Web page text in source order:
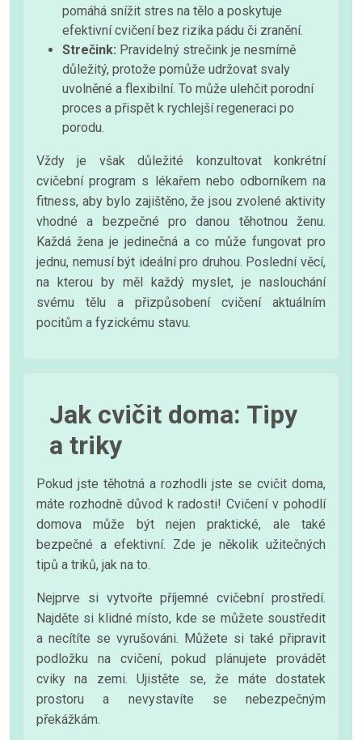
pomáhá snížit stres na tělo a poskytuje
efektivní cvičení bez rizika pádu či zranění.
Strečink: Pravidelný strečink je nesmírně
důležitý, protože pomůže udržovat svaly
uvolněné a flexibilní. To může ulehčit porodní
proces a přispět k rychlejší regeneraci po
porodu.
Vždy je však důležité konzultovat konkrétní
cvičební program s lékařem nebo odborníkem na
fitness, aby bylo zajištěno, že jsou zvolené aktivity
vhodné a bezpečné pro danou těhotnou ženu.
Každá žena je jedinečná a co může fungovat pro
jednu, nemusí být ideální pro druhou. Poslední věcí,
na kterou by měl každý myslet, je naslouchání
svému tělu a přizpůsobení cvičení aktuálním
pocitům a fyzickému stavu.
Jak cvičit doma: Tipy
a triky
Pokud jste těhotná a rozhodli jste se cvičit doma,
máte rozhodně důvod k radosti! Cvičení v pohodlí
domova může být nejen praktické, ale také
bezpečné a efektivní. Zde je několik užitečných
tipů a triků, jak na to.
Nejprve si vytvořte příjemné cvičební prostředí.
Najděte si klidné místo, kde se můžete soustředit
a necítíte se vyrušováni. Můžete si také připravit
podložku na cvičení, pokud plánujete provádět
cviky na zemi. Ujistěte se, že máte dostatek
prostoru a nevystavíte se nebezpečným
překážkám.